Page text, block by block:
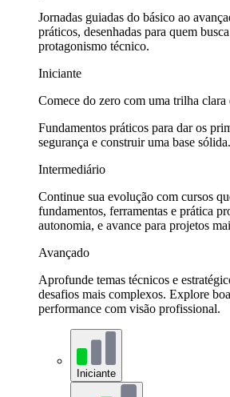
Jornadas guiadas do básico ao
práticos, desenhadas para quem
protagonismo técnico.
Iniciante
Comece do zero com uma trilha clara
Fundamentos práticos para dar os
segurança e construir uma base sólida.
Intermediário
Continue sua evolução com cursos
fundamentos, ferramentas e prática
autonomia, e avance para projetos
Avançado
Aprofunde temas técnicos e
desafios mais complexos. Explore
performance com visão profissional.
Iniciante